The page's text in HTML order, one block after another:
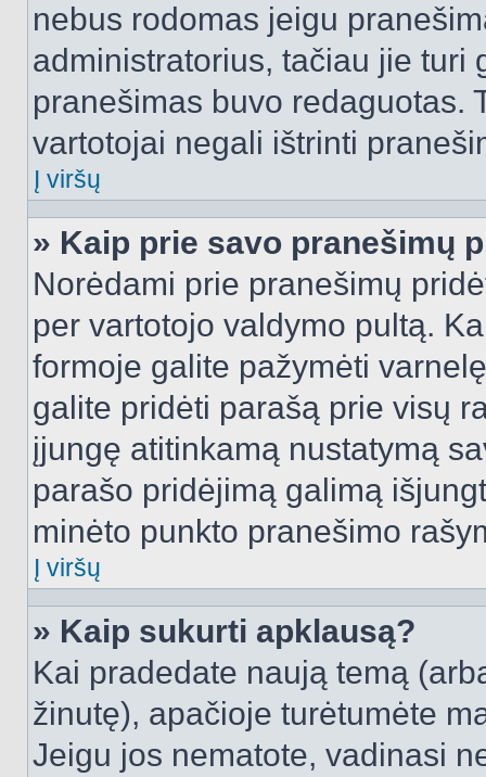
nebus rodomas jeigu
administratorius, tačiau jie turi
pranešimas buvo redaguotas.
vartotojai negali ištrinti
Į viršų
» Kaip prie savo pranešimų
Norėdami prie pranešimų
per vartotojo valdymo pultą.
formoje galite pažymėti
galite pridėti parašą prie visų
įjungę atitinkamą nustatymą
parašo pridėjimą galimą
minėto punkto pranešimo
Į viršų
» Kaip sukurti apklausą?
Kai pradedate naują temą
žinutę), apačioje turėtumėte
Jeigu jos nematote, vadinasi